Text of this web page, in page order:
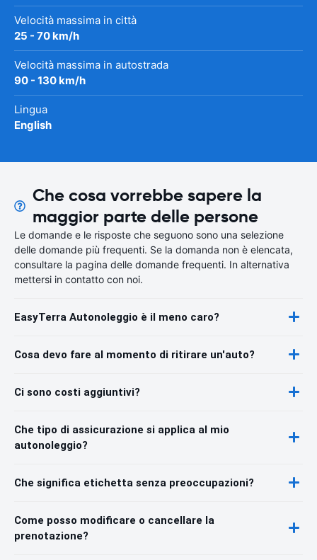
Velocità massima in città
25 - 70 km/h
Velocità massima in autostrada
90 - 130 km/h
Lingua
English
Che cosa vorrebbe sapere la
maggior parte delle persone
Le domande e le risposte che seguono sono una selezione
delle domande più frequenti. Se la domanda non è elencata,
consultare la pagina delle domande frequenti. In alternativa
mettersi in contatto con noi.
EasyTerra Autonoleggio è il meno caro?
Cosa devo fare al momento di ritirare un'auto?
Ci sono costi aggiuntivi?
Che tipo di assicurazione si applica al mio
autonoleggio?
Che significa etichetta senza preoccupazioni?
Come posso modificare o cancellare la
prenotazione?